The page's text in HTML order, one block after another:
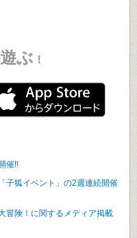
遊ぶ ！
催!!
子狐イベント」の2週連続開催
冒険！に関するメディア掲載